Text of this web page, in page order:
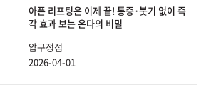
아픈 리프팅은 이제 끝! 통증·붓기 없이 즉
각 효과 보는 온다의 비밀
압구정점
2026-04-01